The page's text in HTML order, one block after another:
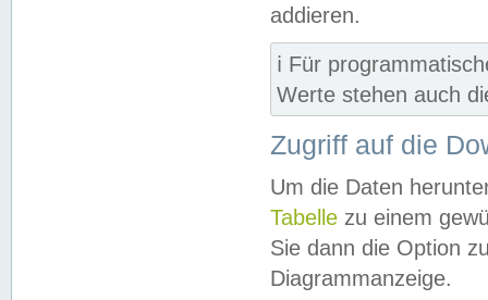
addieren.
ℹ️ Für
Werte stehen auch
Zugriff auf die
Um die Daten
Tabelle zu einem
Sie dann die Option
Diagrammanzeige.